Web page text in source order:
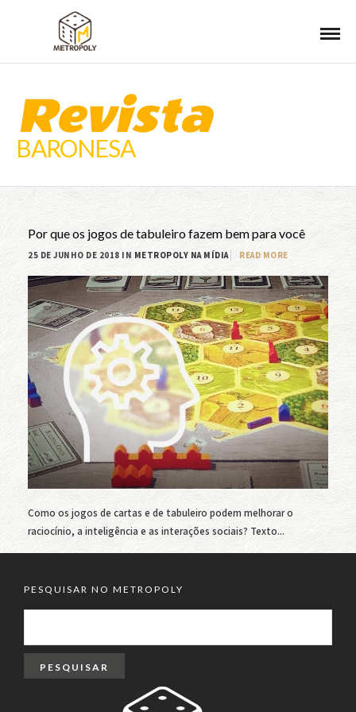
Revista
BARONESA
Por que os jogos de tabuleiro fazem bem para você
25 DE JUNHO DE 2018 IN METROPOLY NA MÍDIA READ MORE
Como os jogos de cartas e de tabuleiro podem melhorar o
raciocínio, a inteligência e as interações sociais? Texto...
PESQUISAR NO METROPOLY